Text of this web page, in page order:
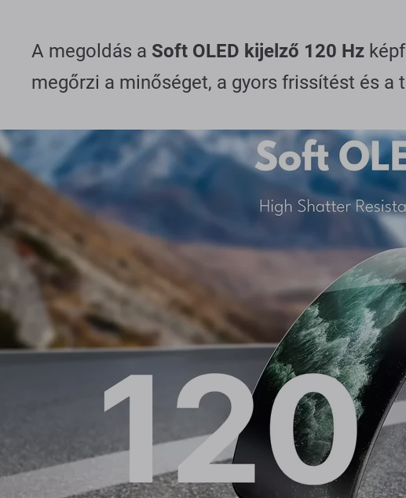
A megoldás a Soft OLED kijelző 120 Hz
megőrzi a minőséget, a gyors frissítést és a